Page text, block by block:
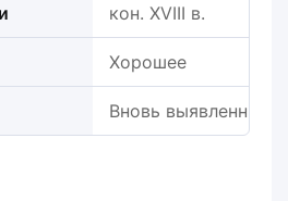
кон. XVIII в.
Хорошее
Вновь выявленный